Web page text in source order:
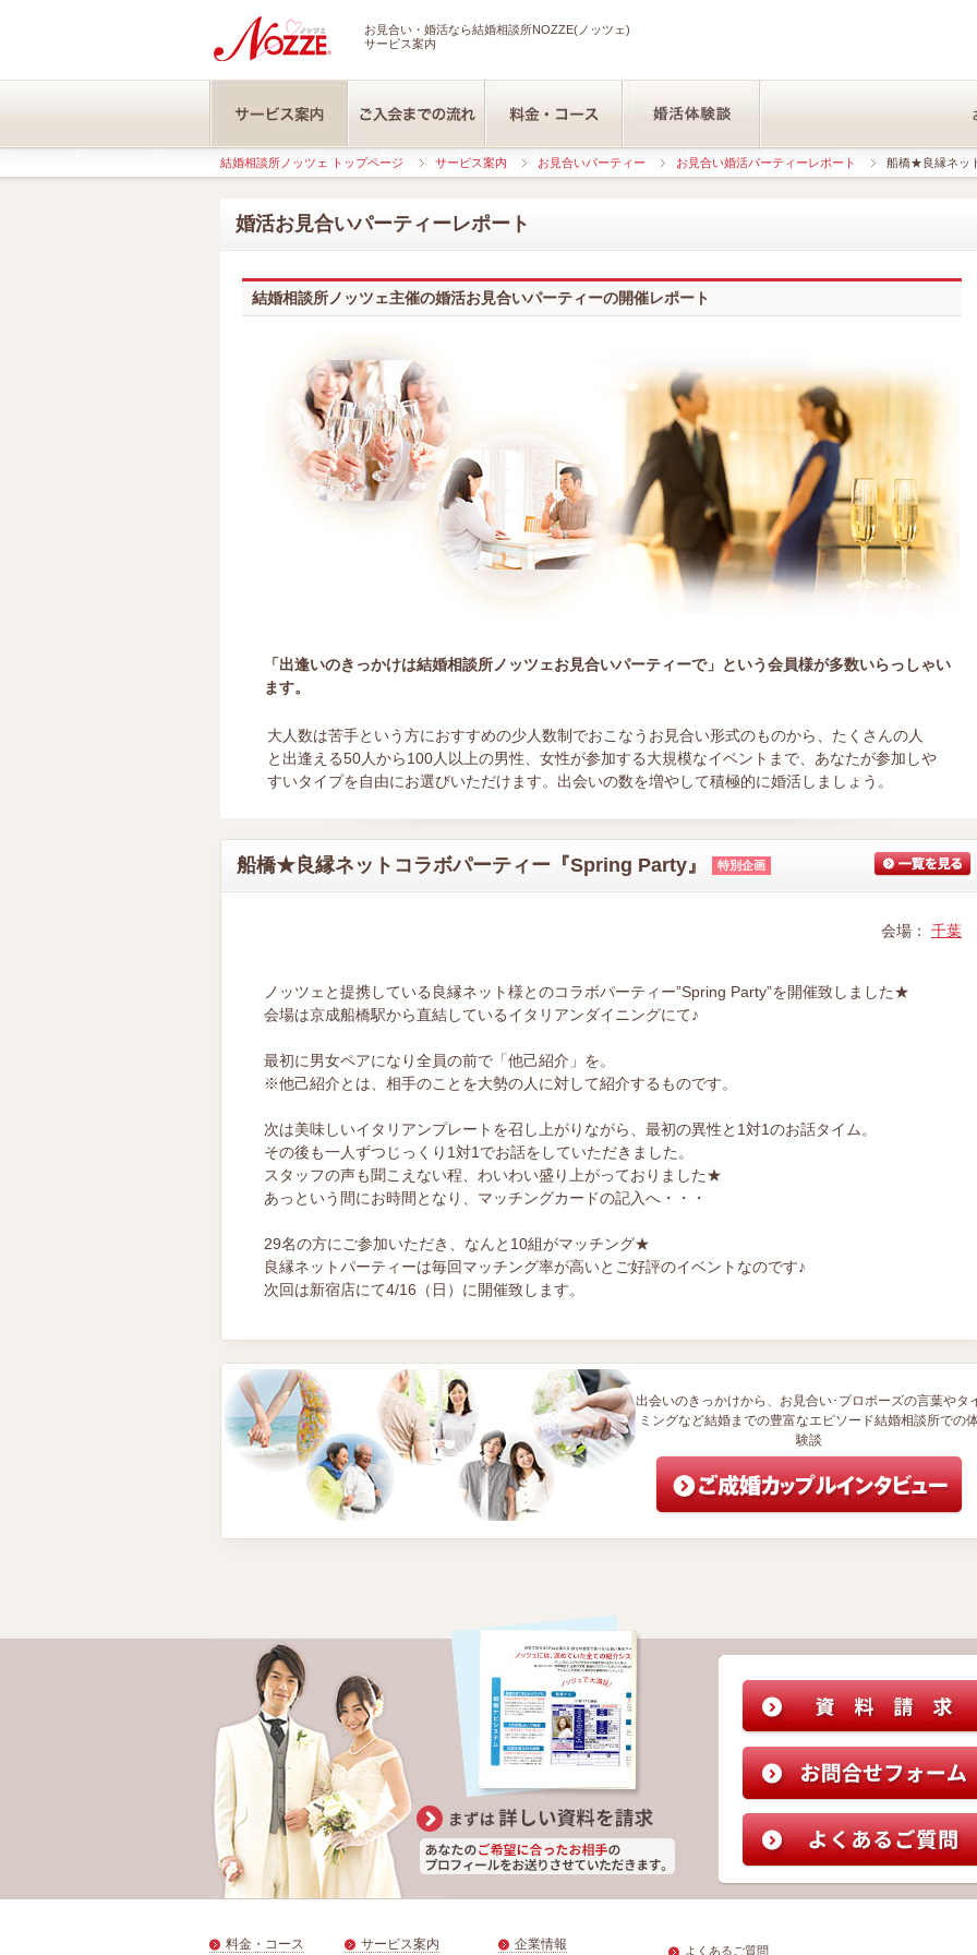
お見合い・婚活なら結婚相談所NOZZE(ノッツェ)
サービス案内
結婚相談所ノッツェ トップページ サービス案内 お見合いパーティー お見合い婚活パーティーレポート 船橋★良縁ネッ
婚活お見合いパーティーレポート
結婚相談所ノッツェ主催の婚活お見合いパーティーの開催レポート
「出逢いのきっかけは結婚相談所ノッツェお見合いパーティーで」という会員様が多数いらっしゃい
ます。
大人数は苦手という方におすすめの少人数制でおこなうお見合い形式のものから、たくさんの人
と出逢える50人から100人以上の男性、女性が参加する大規模なイベントまで、あなたが参加しや
すいタイプを自由にお選びいただけます。出会いの数を増やして積極的に婚活しましょう。
船橋★良縁ネットコラボパーティー『Spring Party』 特別企画
会場： 千葉
ノッツェと提携している良縁ネット様とのコラボパーティー”Spring Party”を開催致しました★
会場は京成船橋駅から直結しているイタリアンダイニングにて♪
最初に男女ペアになり全員の前で「他己紹介」を。
※他己紹介とは、相手のことを大勢の人に対して紹介するものです。
次は美味しいイタリアンプレートを召し上がりながら、最初の異性と1対1のお話タイム。
その後も一人ずつじっくり1対1でお話をしていただきました。
スタッフの声も聞こえない程、わいわい盛り上がっておりました★
あっという間にお時間となり、マッチングカードの記入へ・・・
29名の方にご参加いただき、なんと10組がマッチング★
良縁ネットパーティーは毎回マッチング率が高いとご好評のイベントなのです♪
次回は新宿店にて4/16（日）に開催致します。
出会いのきっかけから、お見合い･プロポーズの言葉やタ
ミングなど結婚までの豊富なエピソード結婚相談所での
験談
料金・コース サービス案内 企業情報 よくあるご質問